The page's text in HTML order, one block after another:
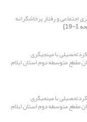
اجتماعی و رفتار پرخاشگرانه
با مینجیگری
مقطع متوسطه دوم استان ایلام.
با مینجیگری
مقطع متوسطه دوم استان ایلام.